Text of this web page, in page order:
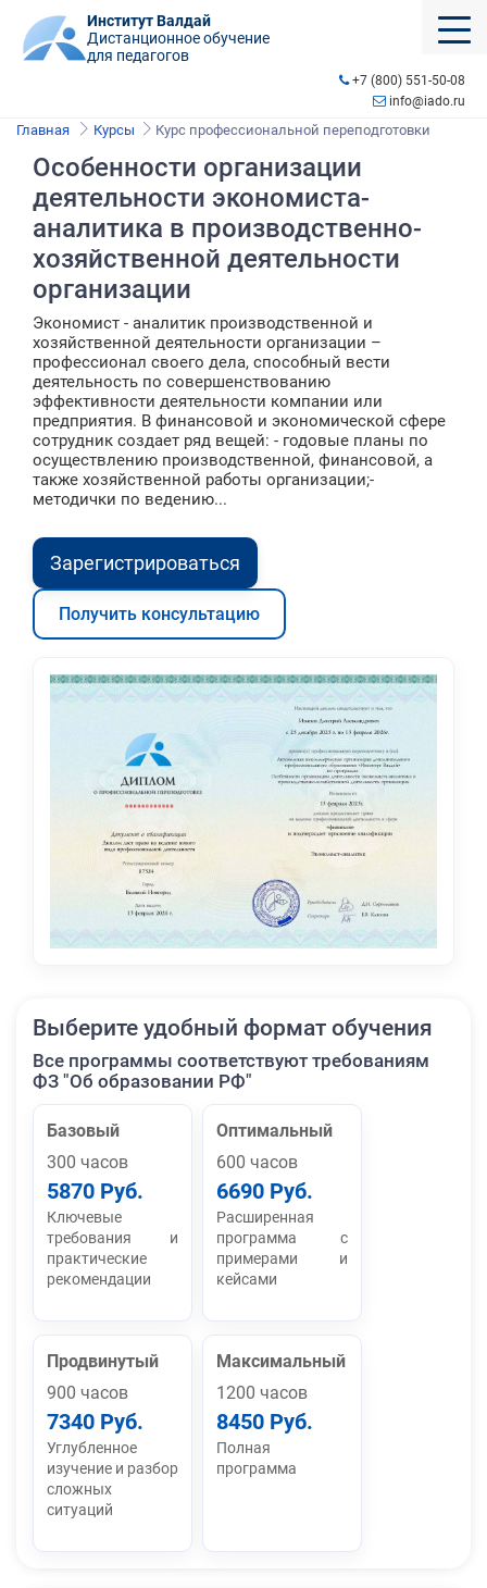
Институт Валдай
Дистанционное обучение
для педагогов
+7 (800) 551-50-08
info@iado.ru
Главная Курсы Курс профессиональной переподготовки
Особенности организации
деятельности экономиста-
аналитика в производственно-
хозяйственной деятельности
организации
Экономист - аналитик производственной и
хозяйственной деятельности организации –
профессионал своего дела, способный вести
деятельность по совершенствованию
эффективности деятельности компании или
предприятия. В финансовой и экономической сфере
сотрудник создает ряд вещей: - годовые планы по
осуществлению производственной, финансовой, а
также хозяйственной работы организации;-
методички по ведению...
Зарегистрироваться
Получить консультацию
Выберите удобный формат обучения
Все программы соответствуют требованиям
ФЗ "Об образовании РФ"
Базовый
300 часов
5870 Руб.
Ключевые
требования и
практические
рекомендации
Оптимальный
600 часов
6690 Руб.
Расширенная
программа с
примерами и
кейсами
Продвинутый
900 часов
7340 Руб.
Углубленное
изучение и разбор
сложных
ситуаций
Максимальный
1200 часов
8450 Руб.
Полная
программа